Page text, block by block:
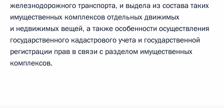
железнодорожного транспорта, и выдела из состава таких
имущественных комплексов отдельных движимых
и недвижимых вещей, а также особенности осуществления
государственного кадастрового учета и государственной
регистрации прав в связи с разделом имущественных
комплексов.